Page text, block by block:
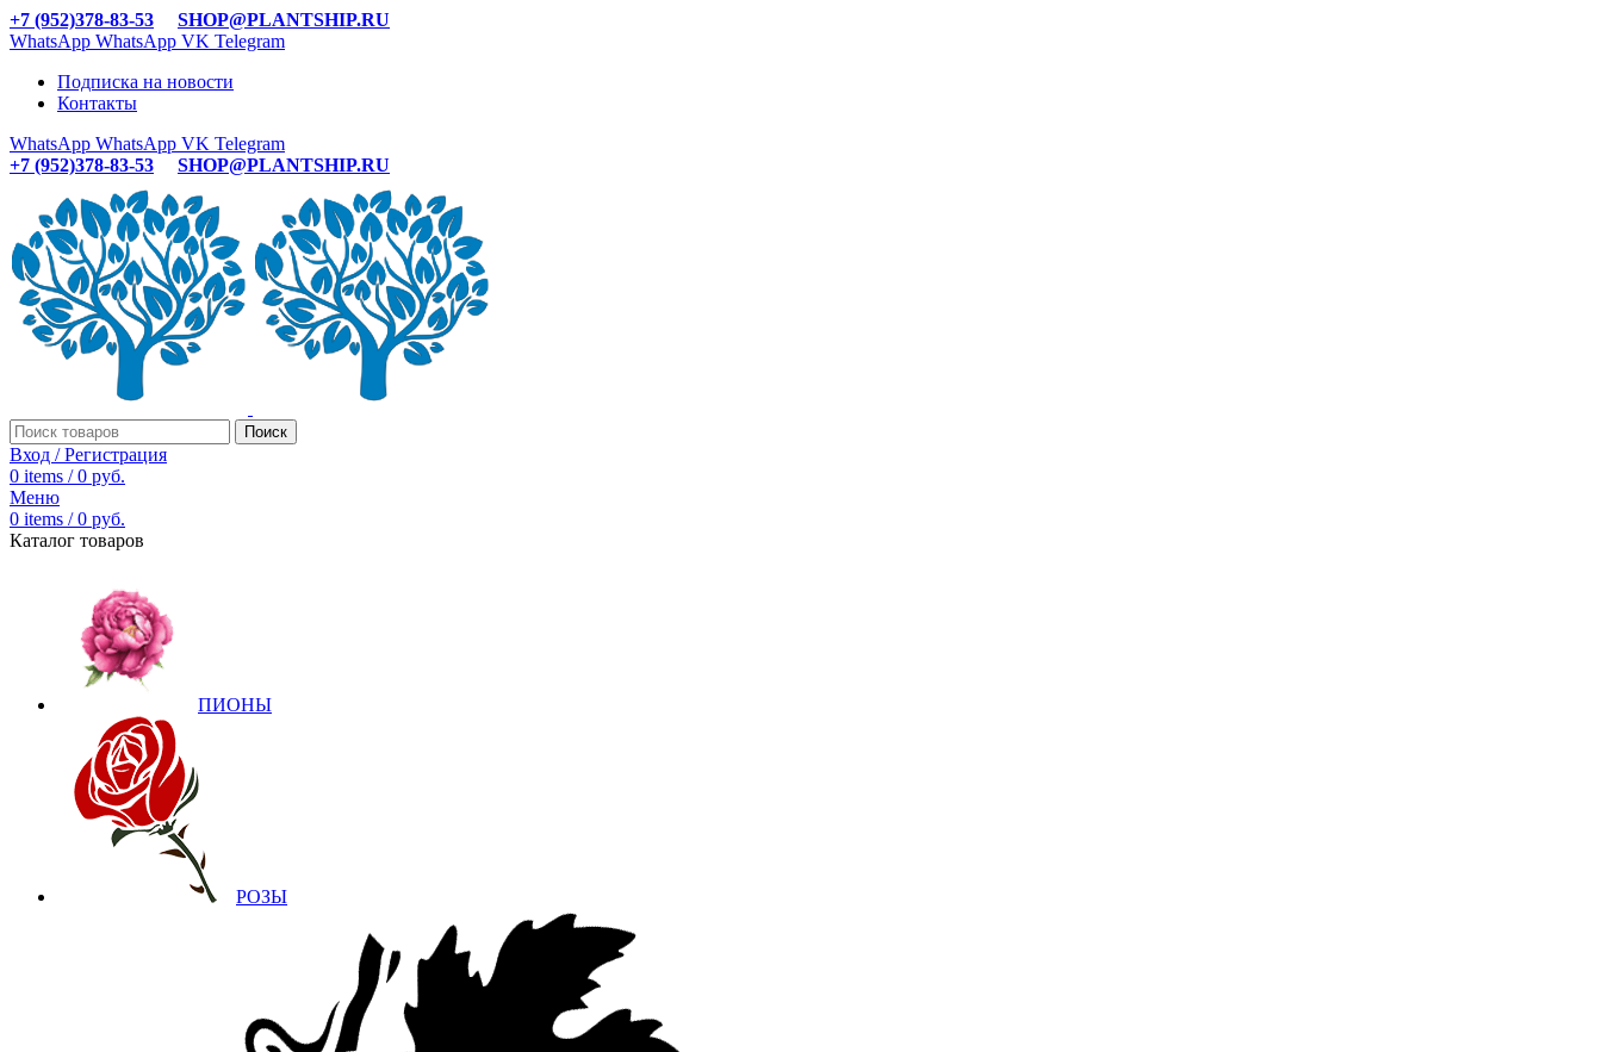
+7 (952)378-83-53
SHOP@PLANTSHIP.RU
WhatsApp WhatsApp VK Telegram
Подписка на новости
Контакты
WhatsApp WhatsApp VK Telegram
+7 (952)378-83-53
SHOP@PLANTSHIP.RU
Поиск
Вход / Регистрация
0 items / 0 руб.
Меню
0 items / 0 руб.
Каталог товаров
ПИОНЫ
РОЗЫ